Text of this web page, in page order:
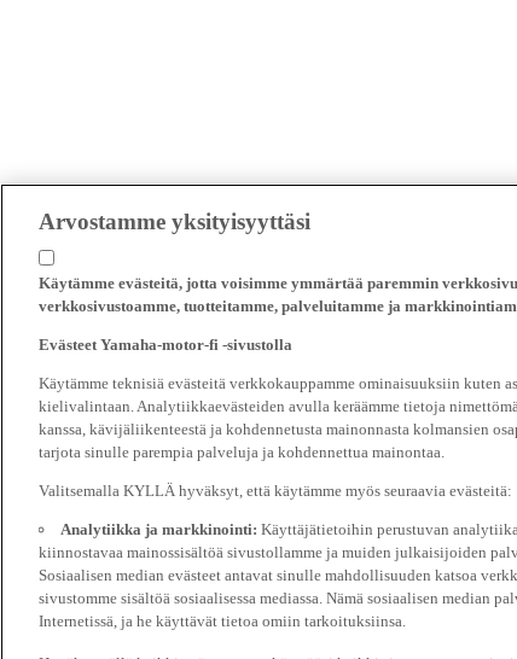
Arvostamme yksityisyyttäsi
Käytämme evästeitä, jotta voisimme ymmärtää paremmin
verkkosivustoamme, tuotteitamme, palveluitamme ja
Evästeet Yamaha-motor-fi -sivustolla
Käytämme teknisiä evästeitä verkkokauppamme ominaisuuksiin kuten
kielivalintaan. Analytiikkaevästeiden avulla keräämme tietoja
kanssa, kävijäliikenteestä ja kohdennetusta mainonnasta kolmansien
tarjota sinulle parempia palveluja ja kohdennettua mainontaa.
Valitsemalla KYLLÄ hyväksyt, että käytämme myös seuraavia evästeitä:
Analytiikka ja markkinointi: Käyttäjätietoihin perustuvan
kiinnostavaa mainossisältöä sivustollamme ja muiden julkaisijoiden
Sosiaalisen median evästeet antavat sinulle mahdollisuuden katsoa
sivustomme sisältöä sosiaalisessa mediassa. Nämä sosiaalisen median
Internetissä, ja he käyttävät tietoa omiin tarkoituksiinsa.